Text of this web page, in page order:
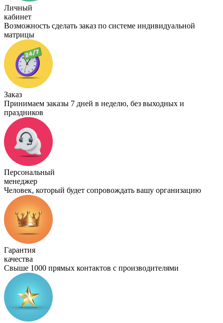
Личный
кабинет
Возможность сделать заказ по системе индивидуальной
матрицы
Заказ
Принимаем заказы 7 дней в неделю, без выходных и
праздников
Персональный
менеджер
Человек, который будет сопровождать вашу организацию
Гарантия
качества
Свыше 1000 прямых контактов с производителями